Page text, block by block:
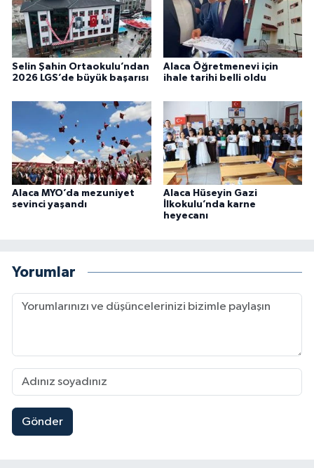
Selin Şahin Ortaokulu’ndan
2026 LGS’de büyük başarısı
Alaca Öğretmenevi için
ihale tarihi belli oldu
Alaca MYO’da mezuniyet
sevinci yaşandı
Alaca Hüseyin Gazi
İlkokulu’nda karne
heyecanı
Yorumlar
Gönder